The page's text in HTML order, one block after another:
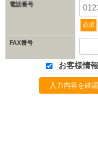
電話番号
必須
FAX番号
お客様情
入力内容を確認